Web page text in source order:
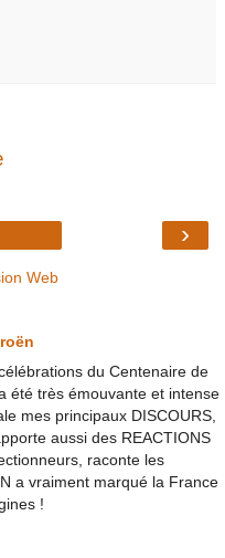
›
Web
du Centenaire de
été très émouvante et intense
mes principaux DISCOURS,
aussi des REACTIONS
raconte les
a vraiment marqué la France
!